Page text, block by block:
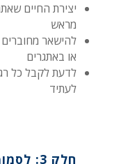
יצירת החיים
מראש
להישאר
או באתגרים
לדעת לקבל כל
לעתיד
חלק 3: